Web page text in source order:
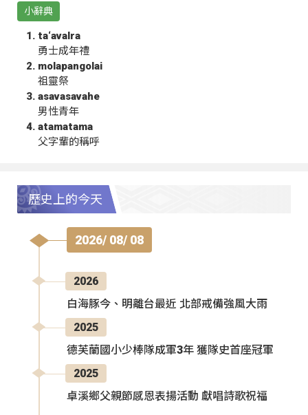
小辭典
ta‘avalra
勇士成年禮
molapangolai
祖靈祭
asavasavahe
男性青年
atamatama
父字輩的稱呼
歷史上的今天
2026/ 08/ 08
2026
白海豚今、明離台最近 北部戒備強風大雨
2025
德芙蘭國小少棒隊成軍3年 獲隊史首座冠軍
2025
卓溪鄉父親節感恩表揚活動 獻唱詩歌祝福